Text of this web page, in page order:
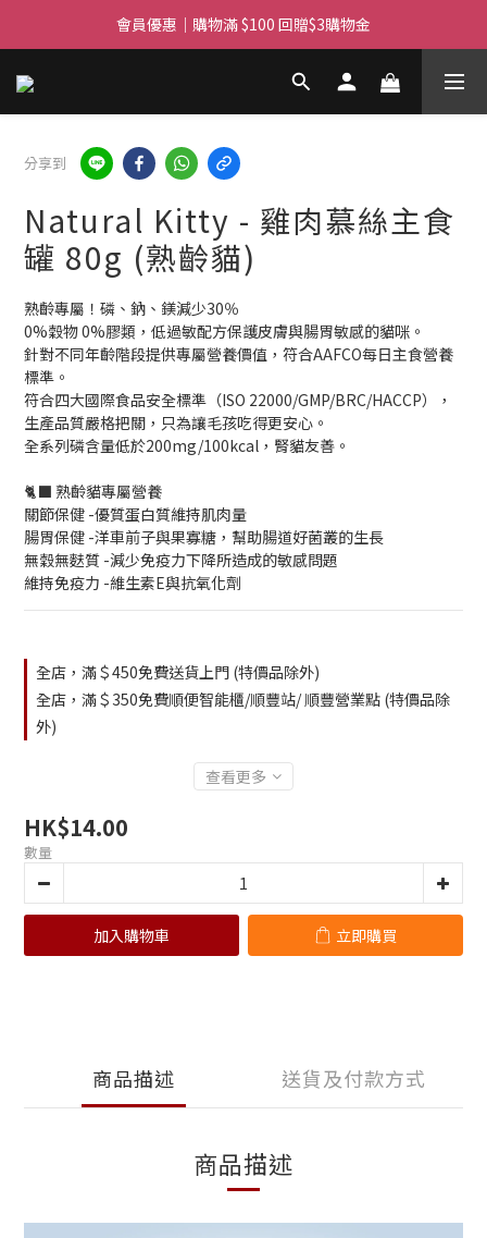
滿$450免費送貨上門 I 滿$350免運 順豐自取
會員優惠｜購物滿 $100 回贈$3購物金
滿$450免費送貨上門 I 滿$350免運 順豐自取
分享到
Natural Kitty - 雞肉慕絲主食
罐 80g (熟齡貓)
熟齡專屬！磷、鈉、鎂減少30％
0%穀物 0%膠類，低過敏配方保護皮膚與腸胃敏感的貓咪。
針對不同年齡階段提供專屬營養價值，符合AAFCO每日主食營養
標準。
符合四大國際食品安全標準（ISO 22000/GMP/BRC/HACCP），
生產品質嚴格把關，只為讓毛孩吃得更安心。
全系列磷含量低於200mg/100kcal，腎貓友善。
🐈‍⬛ 熟齡貓專屬營養
關節保健 -優質蛋白質維持肌肉量
腸胃保健 -洋車前子與果寡糖，幫助腸道好菌叢的生長
無穀無麩質 -減少免疫力下降所造成的敏感問題
維持免疫力 -維生素E與抗氧化劑
全店，滿＄450免費送貨上門 (特價品除外)
全店，滿＄350免費順便智能櫃/順豐站/ 順豐營業點 (特價品除
外)
查看更多
HK$14.00
數量
加入購物車 立即購買
商品描述 送貨及付款方式
商品描述